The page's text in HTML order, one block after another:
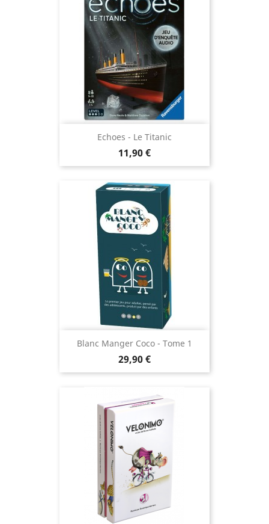
Echoes - Le Titanic
Prix
11,90 €
Blanc Manger Coco - Tome 1
Prix
29,90 €